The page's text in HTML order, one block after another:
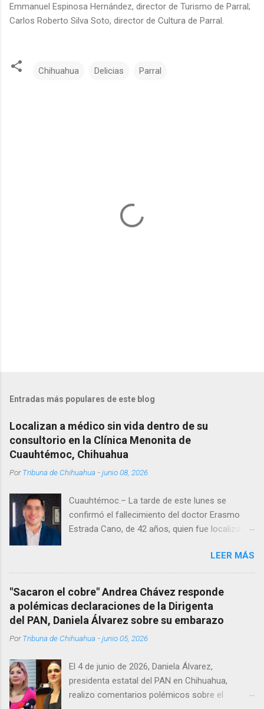
Emmanuel Espinosa Hernández, director de Turismo de Parral;
Carlos Roberto Silva Soto, director de Cultura de Parral.
Chihuahua Delicias Parral
Entradas más populares de este blog
Localizan a médico sin vida dentro de su
consultorio en la Clínica Menonita de
Cuauhtémoc, Chihuahua
PorTribuna de Chihuahua -junio 08, 2026
Cuauhtémoc.– La tarde de este lunes se
confirmó el fallecimiento del doctor Erasmo
Estrada Cano, de 42 años, quien fue localizado
Menonita, ubicada en el kilómetro 10 del
Corredor Comercial. Según reportes el médico
se habría quitado la vida mientras permanecía
encerrado en el consultorio, por lo que
autoridades tuvieron que derribar la puerta,
Estrada, quien se desempeñó como presidente
un médico reconocido en la región.
LEER MÁS
"Sacaron el cobre" Andrea Chávez responde
a polémicas declaraciones de la Dirigenta
del PAN, Daniela Álvarez sobre su embarazo
PorTribuna de Chihuahua -junio 05, 2026
El 4 de junio de 2026, Daniela Álvarez,
presidenta estatal del PAN en Chihuahua,
realizo comentarios polémicos sobre el